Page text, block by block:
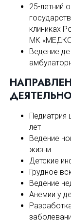
25-летний
клиниках
МК
Ведение
Педиатрия
лет
Ведение
жизни
Детские
Грудное
Ведение
Анемии у